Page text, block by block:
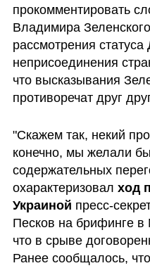
прокомментировать
Владимира
рассмотрения статуса
неприсоединения
что высказывания
противоречат друг
"Скажем так, некий
конечно, мы желали
содержательных
охарактеризовал ход
Украиной пресс-
Песков на брифинге в
что в срыве
Ранее сообщалось,